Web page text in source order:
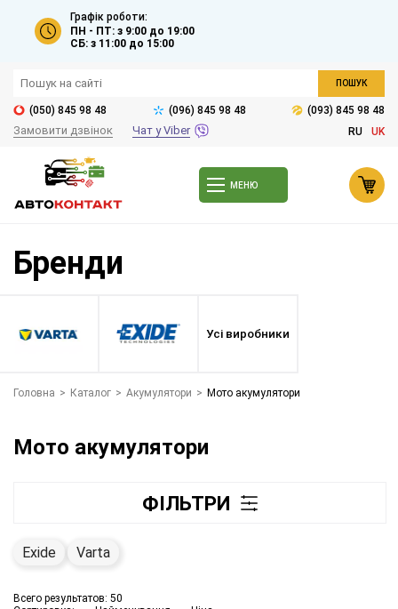
Графік роботи:
ПН - ПТ: з 9:00 до 19:00
СБ: з 11:00 до 15:00
ПОШУК
(050) 845 98 48 (096) 845 98 48 (093) 845 98 48
Замовити дзвінок Чат у Viber RU UK
МЕНЮ
Бренди
Усі виробники
Головна > Каталог > Акумулятори > Мото акумулятори
Мото акумулятори
ФІЛЬТРИ
Exide Varta
Всего результатов: 50